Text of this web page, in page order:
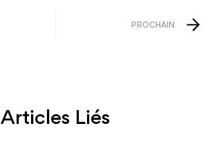
PROCHAIN
Articles Liés